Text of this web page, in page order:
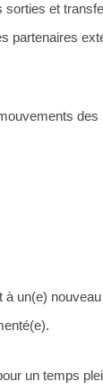
et
partenaires
des
à un(e)
un temps